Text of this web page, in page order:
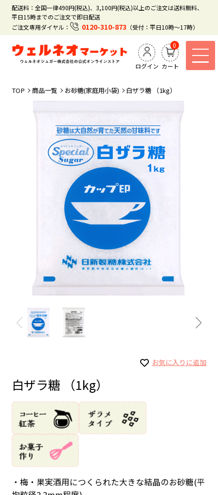
配送料：全国一律490円(税込)、3,100円(税込)以上のご注文は送料無料、
平日15時までのご注文で即日配送
ご注文専用ダイヤル：
0120-310-873（受付：平日10時～17時）
ログイン カート
0
TOP 商品一覧 お砂糖(家庭用小袋) 白ザラ糖 （1kg）
お気に入りに追加
白ザラ糖 （1kg）
・梅・果実酒用につくられた大きな結晶のお砂糖(平